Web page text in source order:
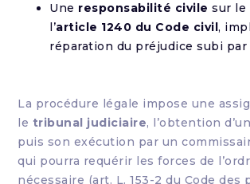
Une responsabilité civile sur le
l’article 1240 du Code civil,
réparation du préjudice subi par
La procédure légale impose une
le tribunal judiciaire, l’obtention
puis son exécution par un
qui pourra requérir les forces de
nécessaire (art. L. 153-2 du Code des